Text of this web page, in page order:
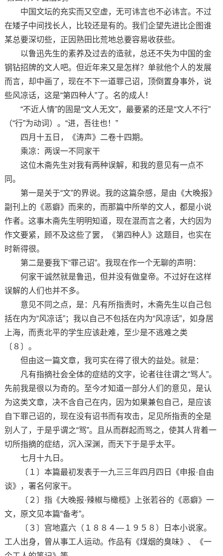
中国文坛的充实而又空虚，无可讳言也不必讳言。不过
在矮子中间找长人，比较还是有的。我们企望先进比企图谁
某总要深切些，正因熟田比荒地总要容易收获些。
以鲁迅先生的素养及过去的造就，总还不失为中国的金
钢钻招牌的文人吧。但近年来又是怎样？单就他个人的发展
而言，却中画了，现在不下一道罪己诏，顶倒置身事外，说
些风凉话，这是“第四种人”了。名的成人！
“不近人情”的固是“文人无文”，最要紧的还是“文人不行”
（“行”为动词）。“进，吾往也！”
四月十五日，《涛声》二卷十四期。
乘凉：两误一不同家干
这位木斋先生对我有两种误解，和我的意见有一点不
同。
第一是关于“文”的界说。我的这篇杂感，是由《大晚报》
副刊上的《恶癖》而来的，而那篇中所举的文人，都是小说
作者。这事木斋先生明明知道，现在混而言之者，大约因为
作文要紧，顾不及这些了罢，《第四种人》这题目，也实在
时新得很。
第二是要我下“罪己诏”。我现在作一个无聊的声明：
何家干诚然就是鲁迅，但并没有做皇帝。不过好在这样
误解的人们也并不多。
意见不同之点，是：凡有所指责时，木斋先生以自己包
括在内为“风凉话”；我以自己不包括在内为“风凉话”，如身居
上海，而责北平的学生应该赴难，至少是不逃难之类
〔８〕。
但由这一篇文章，我可实在得了很大的益处。就是：
凡有指摘社会全体的症结的文字，论者往往谓之“骂人”。
先前我是很以为奇的。至今才知道一部分人们的意见，是认
为这类文章，决不含自己在内，因为如果兼包自己，是应该
自下罪己诏的，现在没有诏书而有攻击，足见所指责的全是
别人了，于是乎谓之“骂”。且从而群起而骂之，使其人背着一
切所指摘的症结，沉入深渊，而天下于是乎太平。
七月十九日。
〔１〕本篇最初发表于一九三三年四月四日《申报·自由
谈》，署名何家干。
〔２〕指《大晚报·辣椒与橄榄》上张若谷的《恶癖》一
文，原文见本篇“备考”。
〔３〕宫地嘉六（１８８４—１９５８）日本小说家。
工人出身，曾从事工人运动。作品有《煤烟的臭味》、《一